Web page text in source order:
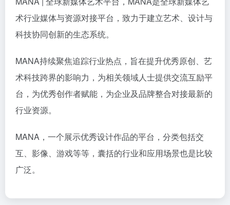
术行业媒体与资源对接平台，致力于建立艺术、设计与
科技协同创新的生态系统。
MANA持续聚焦追踪行业热点，旨在提升优秀原创、艺
术科技跨界的影响力，为相关领域人士提供交流互励平
台，为优秀创作者赋能，为企业及品牌整合对接最新的
行业资源。
MANA，一个展示优秀设计作品的平台，分类包括交
互、影像、游戏等等，囊括的行业和应用场景也是比较
广泛。